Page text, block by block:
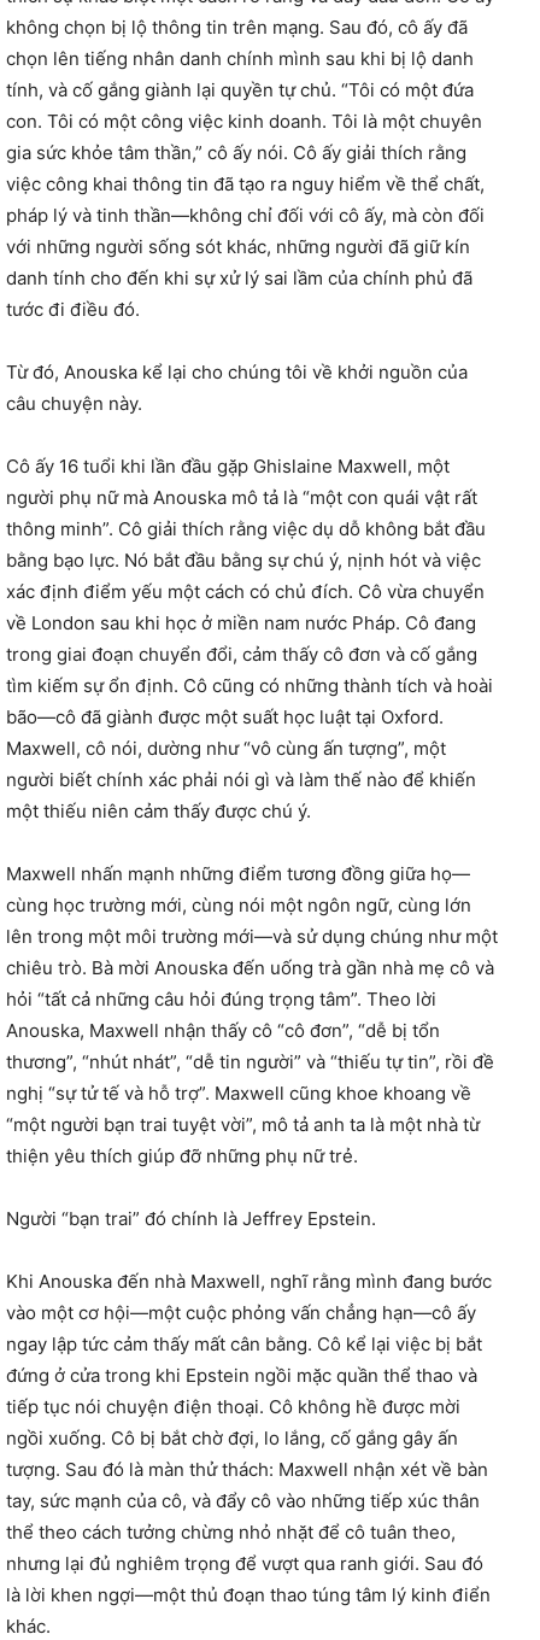
không chọn bị lộ thông tin trên mạng. Sau đó, cô ấy đã
chọn lên tiếng nhân danh chính mình sau khi bị lộ danh
tính, và cố gắng giành lại quyền tự chủ. “Tôi có một đứa
con. Tôi có một công việc kinh doanh. Tôi là một chuyên
gia sức khỏe tâm thần,” cô ấy nói. Cô ấy giải thích rằng
việc công khai thông tin đã tạo ra nguy hiểm về thể chất,
pháp lý và tinh thần—không chỉ đối với cô ấy, mà còn đối
với những người sống sót khác, những người đã giữ kín
danh tính cho đến khi sự xử lý sai lầm của chính phủ đã
tước đi điều đó.
Từ đó, Anouska kể lại cho chúng tôi về khởi nguồn của
câu chuyện này.
Cô ấy 16 tuổi khi lần đầu gặp Ghislaine Maxwell, một
người phụ nữ mà Anouska mô tả là “một con quái vật rất
thông minh”. Cô giải thích rằng việc dụ dỗ không bắt đầu
bằng bạo lực. Nó bắt đầu bằng sự chú ý, nịnh hót và việc
xác định điểm yếu một cách có chủ đích. Cô vừa chuyển
về London sau khi học ở miền nam nước Pháp. Cô đang
trong giai đoạn chuyển đổi, cảm thấy cô đơn và cố gắng
tìm kiếm sự ổn định. Cô cũng có những thành tích và hoài
bão—cô đã giành được một suất học luật tại Oxford.
Maxwell, cô nói, dường như “vô cùng ấn tượng”, một
người biết chính xác phải nói gì và làm thế nào để khiến
một thiếu niên cảm thấy được chú ý.
Maxwell nhấn mạnh những điểm tương đồng giữa họ—
cùng học trường mới, cùng nói một ngôn ngữ, cùng lớn
lên trong một môi trường mới—và sử dụng chúng như một
chiêu trò. Bà mời Anouska đến uống trà gần nhà mẹ cô và
hỏi “tất cả những câu hỏi đúng trọng tâm”. Theo lời
Anouska, Maxwell nhận thấy cô “cô đơn”, “dễ bị tổn
thương”, “nhút nhát”, “dễ tin người” và “thiếu tự tin”, rồi đề
nghị “sự tử tế và hỗ trợ”. Maxwell cũng khoe khoang về
“một người bạn trai tuyệt vời”, mô tả anh ta là một nhà từ
thiện yêu thích giúp đỡ những phụ nữ trẻ.
Người “bạn trai” đó chính là Jeffrey Epstein.
Khi Anouska đến nhà Maxwell, nghĩ rằng mình đang bước
vào một cơ hội—một cuộc phỏng vấn chẳng hạn—cô ấy
ngay lập tức cảm thấy mất cân bằng. Cô kể lại việc bị bắt
đứng ở cửa trong khi Epstein ngồi mặc quần thể thao và
tiếp tục nói chuyện điện thoại. Cô không hề được mời
ngồi xuống. Cô bị bắt chờ đợi, lo lắng, cố gắng gây ấn
tượng. Sau đó là màn thử thách: Maxwell nhận xét về bàn
tay, sức mạnh của cô, và đẩy cô vào những tiếp xúc thân
thể theo cách tưởng chừng nhỏ nhặt để cô tuân theo,
nhưng lại đủ nghiêm trọng để vượt qua ranh giới. Sau đó
là lời khen ngợi—một thủ đoạn thao túng tâm lý kinh điển
khác.